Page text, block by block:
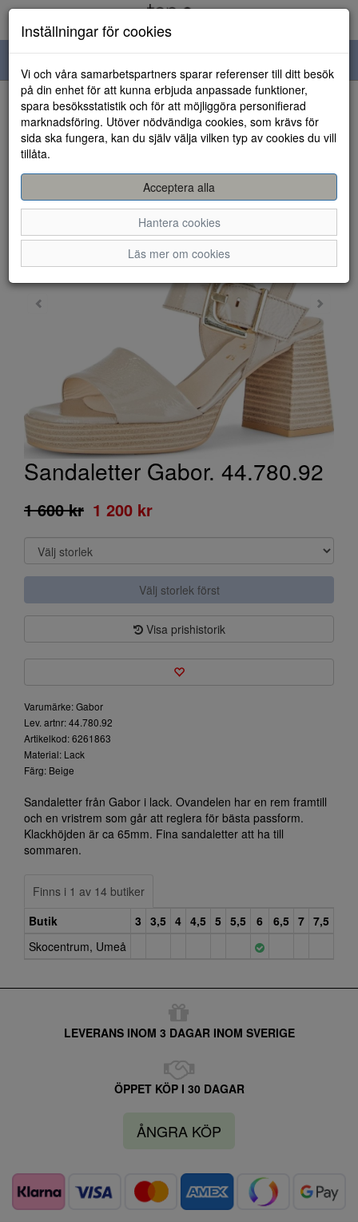
navigation
HEM
Sandaletter Gabor. 44.780.92
1 600 kr 1 200 kr
Välj storlek först
Visa prishistorik
Varumärke: Gabor
Lev. artnr: 44.780.92
Artikelkod: 6261863
Material: Lack
Färg: Beige
Sandaletter från Gabor i lack. Ovandelen har en rem framtill
och en vristrem som går att reglera för bästa passform.
Klackhöjden är ca 65mm. Fina sandaletter att ha till
sommaren.
Finns i 1 av 14 butiker
Butik
3 3,5 4 4,5 5 5,5 6 6,5 7 7,5
Skocentrum, Umeå
LEVERANS INOM 3 DAGAR INOM SVERIGE
ÖPPET KÖP I 30 DAGAR
ÅNGRA KÖP
Inställningar för cookies
Vi och våra samarbetspartners sparar referenser till ditt besök
på din enhet för att kunna erbjuda anpassade funktioner,
spara besöksstatistik och för att möjliggöra personifierad
marknadsföring. Utöver nödvändiga cookies, som krävs för
sida ska fungera, kan du själv välja vilken typ av cookies du vill
tillåta.
Acceptera alla
Hantera cookies
Läs mer om cookies